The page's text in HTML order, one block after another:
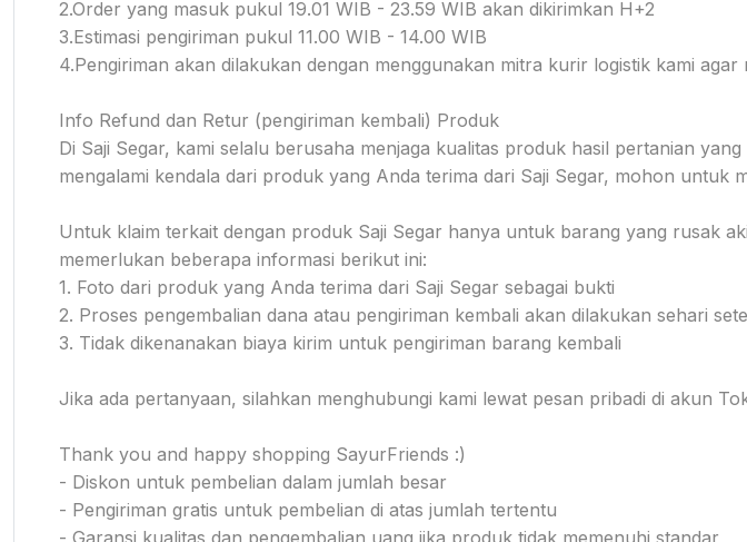
2.Order yang masuk pukul 19.01 WIB - 23.59 WIB akan dikirimkan H+2
3.Estimasi pengiriman pukul 11.00 WIB - 14.00 WIB
4.Pengiriman akan dilakukan dengan menggunakan mitra kurir logistik kami
Info Refund dan Retur (pengiriman kembali) Produk
Di Saji Segar, kami selalu berusaha menjaga kualitas produk hasil pertanian
mengalami kendala dari produk yang Anda terima dari Saji Segar, mohon untuk
Untuk klaim terkait dengan produk Saji Segar hanya untuk barang yang rusak
memerlukan beberapa informasi berikut ini:
1. Foto dari produk yang Anda terima dari Saji Segar sebagai bukti
2. Proses pengembalian dana atau pengiriman kembali akan dilakukan sehari
3. Tidak dikenanakan biaya kirim untuk pengiriman barang kembali
Jika ada pertanyaan, silahkan menghubungi kami lewat pesan pribadi di akun
Thank you and happy shopping SayurFriends :)
- Diskon untuk pembelian dalam jumlah besar
- Pengiriman gratis untuk pembelian di atas jumlah tertentu
- Garansi kualitas dan pengembalian uang jika produk tidak memenuhi standar